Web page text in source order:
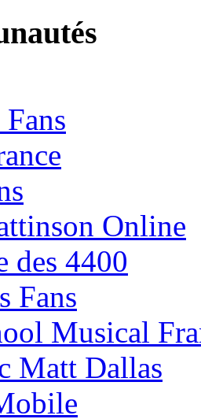
Online
des 4400
Fans
Musical
Matt Dallas